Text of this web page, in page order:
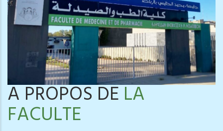
A PROPOS DELA
FACULTE